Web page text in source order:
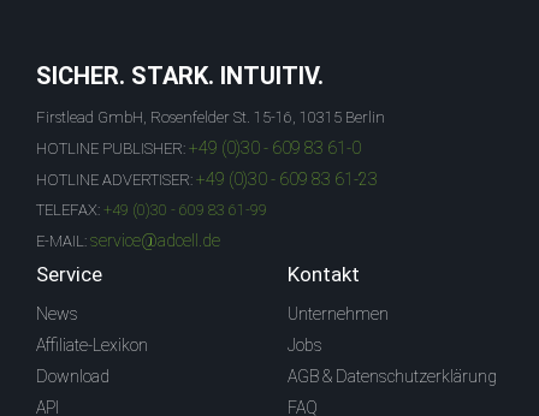
SICHER. STARK. INTUITIV.
Firstlead GmbH, Rosenfelder St. 15-16, 10315 Berlin
HOTLINE PUBLISHER: +49 (0)30 - 609 83 61-0
HOTLINE ADVERTISER: +49 (0)30 - 609 83 61-23
TELEFAX: +49 (0)30 - 609 83 61-99
E-MAIL: service@adcell.de
Service
News
Affiliate-Lexikon
Download
API
Kontakt
Unternehmen
Jobs
AGB & Datenschutzerklärung
FAQ